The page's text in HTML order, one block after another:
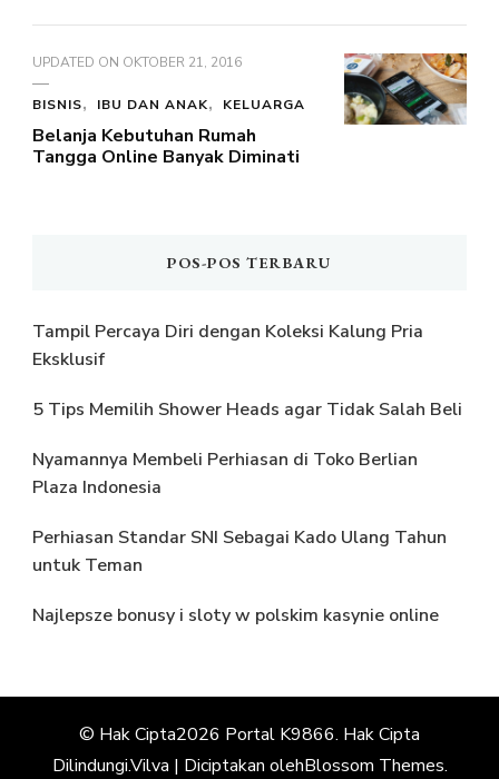
UPDATED ON OKTOBER 21, 2016
BISNIS IBU DAN ANAK KELUARGA
Belanja Kebutuhan Rumah
Tangga Online Banyak Diminati
POS-POS TERBARU
Tampil Percaya Diri dengan Koleksi Kalung Pria
Eksklusif
5 Tips Memilih Shower Heads agar Tidak Salah Beli
Nyamannya Membeli Perhiasan di Toko Berlian
Plaza Indonesia
Perhiasan Standar SNI Sebagai Kado Ulang Tahun
untuk Teman
Najlepsze bonusy i sloty w polskim kasynie online
© Hak Cipta2026 Portal K9866. Hak Cipta
Dilindungi.Vilva | Diciptakan olehBlossom Themes.